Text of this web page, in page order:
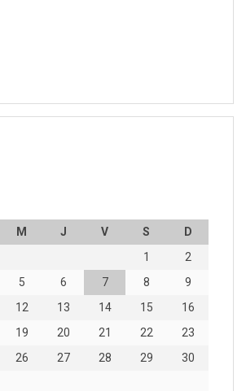
M J V S
D
1
2
5 6 7 8
9
12 13 14 15
16
19 20 21 22
23
26 27 28 29
30